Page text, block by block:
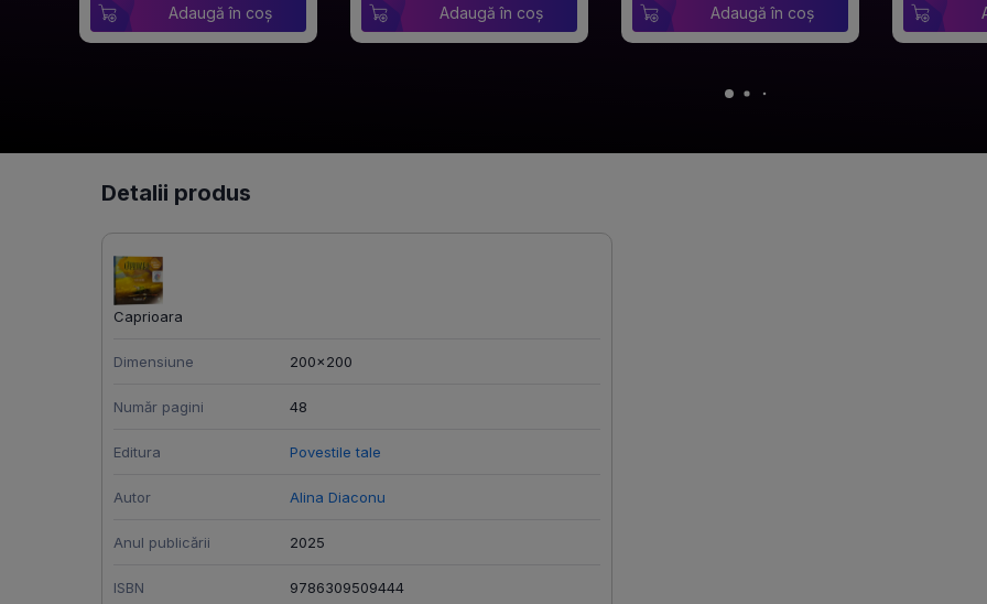
Adaugă în coș Adaugă în coș Adaugă în coș
Detalii produs
Caprioara
Dimensiune 200x200
Număr pagini 48
Editura Povestile tale
Autor Alina Diaconu
Anul publicării 2025
ISBN 9786309509444